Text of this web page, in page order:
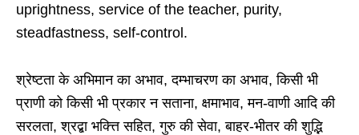
uprightness, service of the teacher, purity,
steadfastness, self-control.
श्रेष्टता के अभिमान का अभाव, दम्भाचरण का अभाव, किसी भी
प्राणी को किसी भी प्रकार न सताना, क्षमाभाव, मन-वाणी आदि की
सरलता, श्रद्बा भक्त्ति सहित, गुरु की सेवा, बाहर-भीतर की शुद्भि